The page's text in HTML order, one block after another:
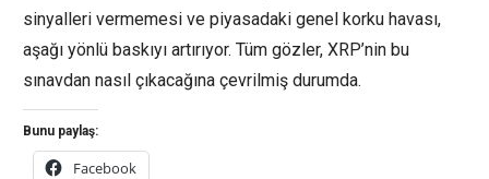
sinyalleri vermemesi ve piyasadaki genel korku havası,
aşağı yönlü baskıyı artırıyor. Tüm gözler, XRP’nin bu
sınavdan nasıl çıkacağına çevrilmiş durumda.
Bunu paylaş:
Facebook